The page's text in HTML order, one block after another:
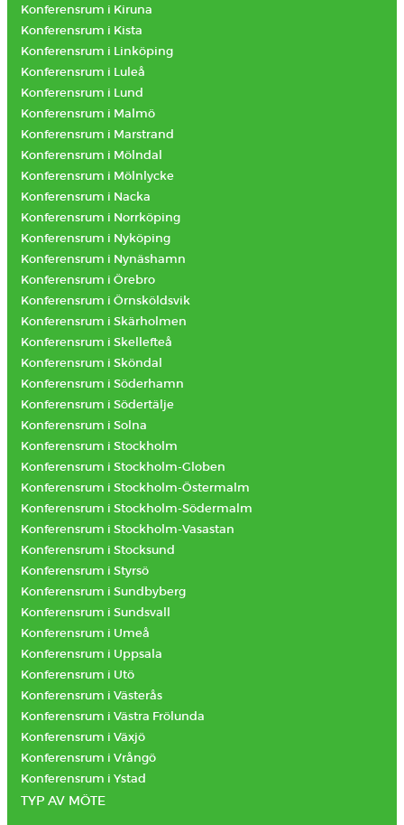
Konferensrum i Kiruna
Konferensrum i Kista
Konferensrum i Linköping
Konferensrum i Luleå
Konferensrum i Lund
Konferensrum i Malmö
Konferensrum i Marstrand
Konferensrum i Mölndal
Konferensrum i Mölnlycke
Konferensrum i Nacka
Konferensrum i Norrköping
Konferensrum i Nyköping
Konferensrum i Nynäshamn
Konferensrum i Örebro
Konferensrum i Örnsköldsvik
Konferensrum i Skärholmen
Konferensrum i Skellefteå
Konferensrum i Sköndal
Konferensrum i Söderhamn
Konferensrum i Södertälje
Konferensrum i Solna
Konferensrum i Stockholm
Konferensrum i Stockholm-Globen
Konferensrum i Stockholm-Östermalm
Konferensrum i Stockholm-Södermalm
Konferensrum i Stockholm-Vasastan
Konferensrum i Stocksund
Konferensrum i Styrsö
Konferensrum i Sundbyberg
Konferensrum i Sundsvall
Konferensrum i Umeå
Konferensrum i Uppsala
Konferensrum i Utö
Konferensrum i Västerås
Konferensrum i Västra Frölunda
Konferensrum i Växjö
Konferensrum i Vrångö
Konferensrum i Ystad
TYP AV MÖTE